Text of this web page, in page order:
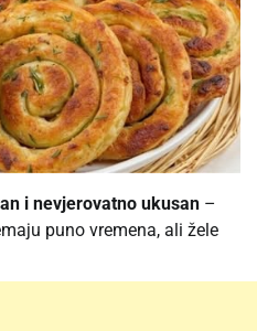
i nevjerovatno ukusan –
puno vremena, ali žele